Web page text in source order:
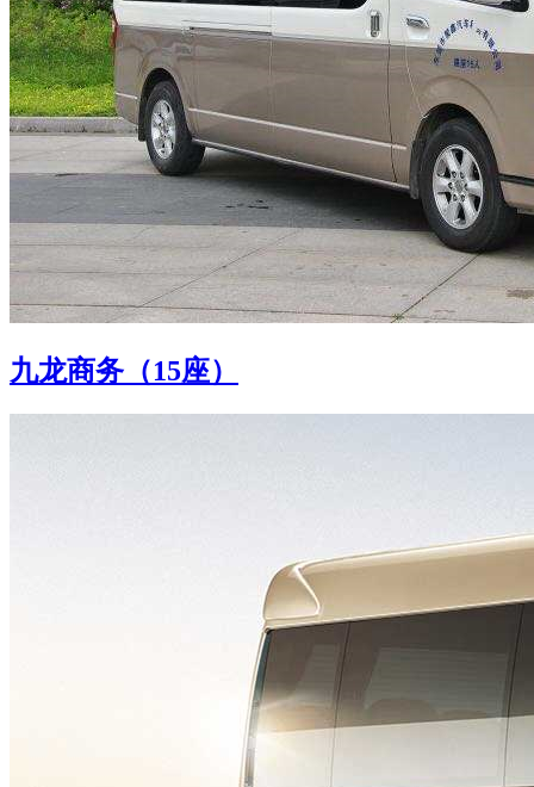
九龙商务（15座）